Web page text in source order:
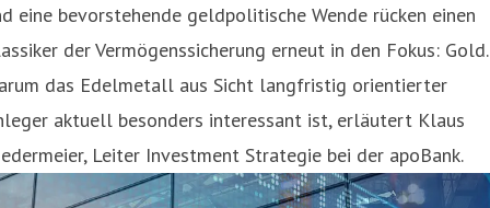
eine bevorstehende geldpolitische Wende rücken einen
der Vermögenssicherung erneut in den Fokus: Gold.
das Edelmetall aus Sicht langfristig orientierter
aktuell besonders interessant ist, erläutert Klaus
Leiter Investment Strategie bei der apoBank.